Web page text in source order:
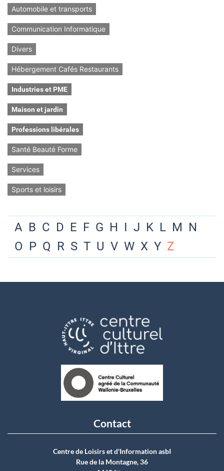
Automobile et transports
Communication Informatique
Divers
Hébergement Cafés Restaurants
Industries et PME
Maison et jardin
Professions libérales
Santé Beauté Forme
Services
Sports et loisirs
A B C D E F G H I J K L M N
O P Q R S T U V W X Y Z
Contact
Centre de Loisirs et d'Information asbI
Rue de la Montagne, 36